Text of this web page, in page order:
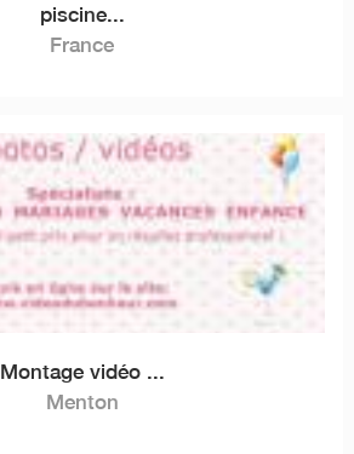
piscine...
France
Montage vidéo ...
Menton